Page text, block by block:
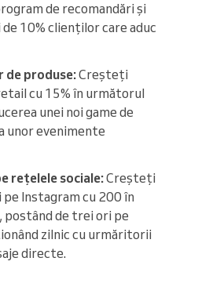
de recomandări și
10% clienților care aduc
de produse:Creșteți
cu 15% în următorul
unei noi game de
unor evenimente
rețelele sociale:Creșteți
Instagram cu 200 în
postând de trei ori pe
zilnic cu urmăritorii
directe.